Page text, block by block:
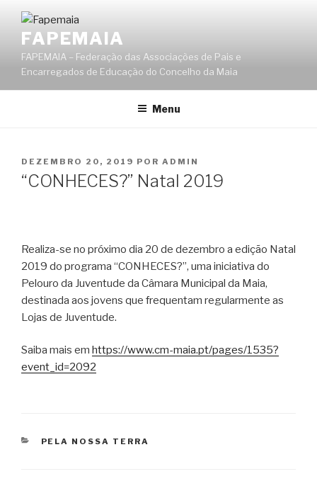
conteúdo
FAPEMAIA
FAPEMAIA – Federação das Associações de Pais e
Encarregados de Educação do Concelho da Maia
Menu
PUBLICADO
EM
DEZEMBRO 20, 2019 POR ADMIN
“CONHECES?” Natal 2019
Realiza-se no próximo dia 20 de dezembro a edição Natal
2019 do programa “CONHECES?”, uma iniciativa do
Pelouro da Juventude da Câmara Municipal da Maia,
destinada aos jovens que frequentam regularmente as
Lojas de Juventude.
Saiba mais em https://www.cm-maia.pt/pages/1535?
event_id=2092
CATEGORIAS
PELA NOSSA TERRA